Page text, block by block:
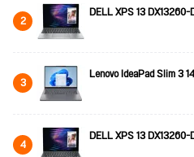
2 DELL XPS 13
3 Lenovo IdeaPad Slim 3
4 DELL XPS 13